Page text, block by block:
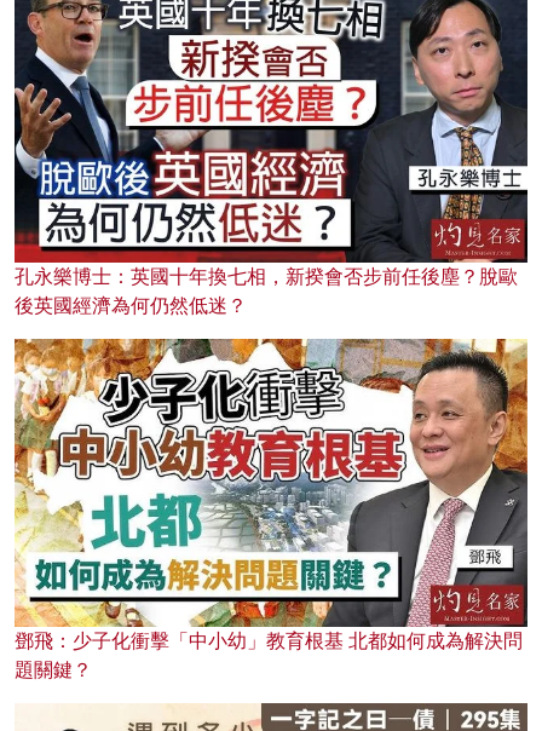
孔永樂博士：英國十年換七相，新揆會否步前任後塵？脫歐
後英國經濟為何仍然低迷？
鄧飛：少子化衝擊「中小幼」教育根基 北都如何成為解決問
題關鍵？